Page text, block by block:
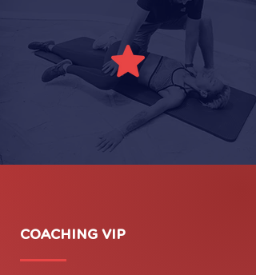
COACHING VIP